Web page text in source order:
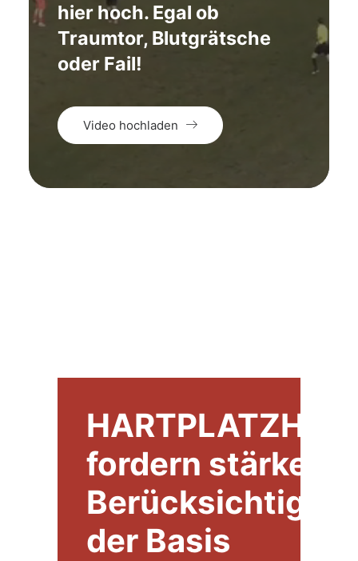
hier hoch. Egal ob
Traumtor, Blutgrätsche
oder Fail!
Video hochladen
fordern stärkere
der Basis